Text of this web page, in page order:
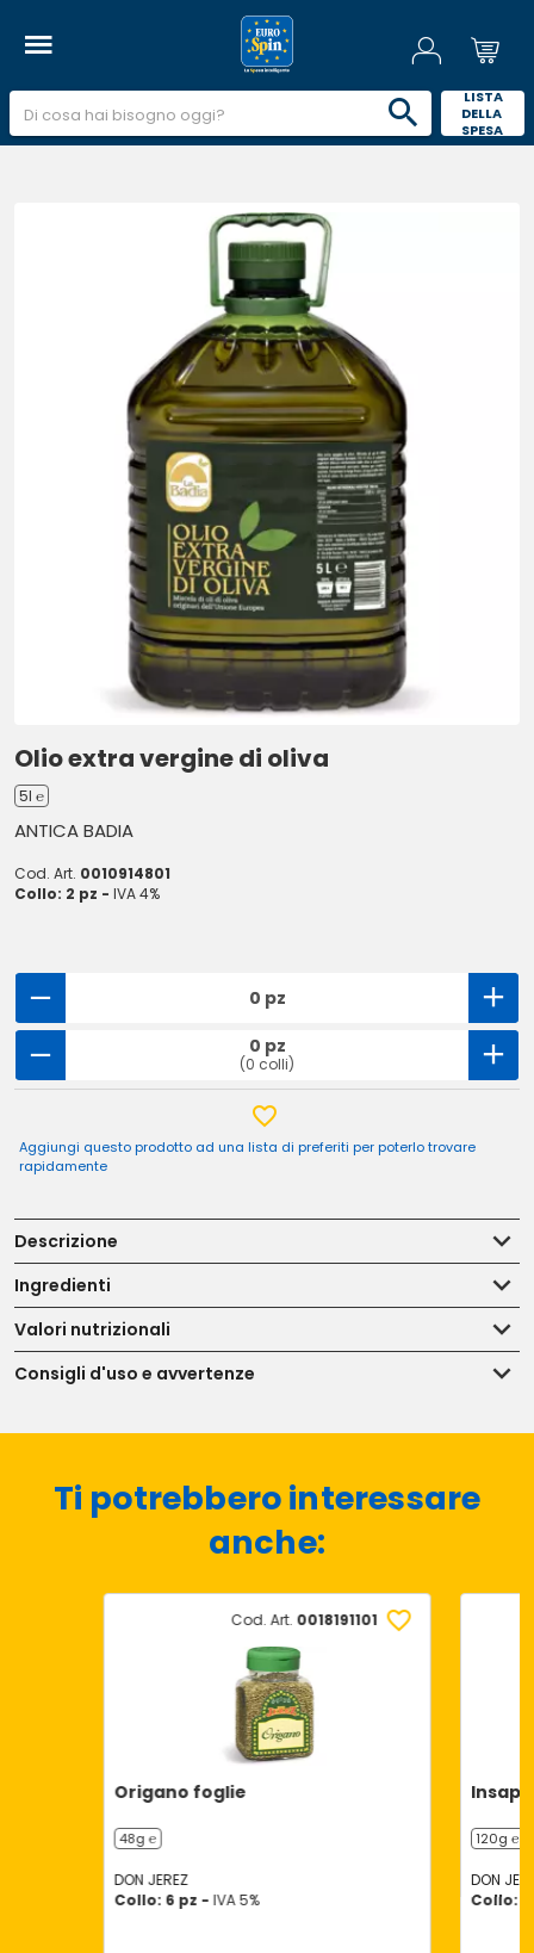
LISTA
DELLA
SPESA
Olio extra vergine di oliva
5l ℮
ANTICA BADIA
Cod. Art. 0010914801
Collo: 2 pz - IVA 4%
0 pz
0 pz
(0 colli)
Aggiungi questo prodotto ad una lista di preferiti per poterlo trovare
rapidamente
Descrizione
Ingredienti
Valori nutrizionali
Consigli d'uso e avvertenze
Ti potrebbero interessare
anche:
Cod. Art. 0018191101
Origano foglie
48g ℮
DON JEREZ
Collo: 6 pz - IVA 5%
120g ℮
DON
Collo: